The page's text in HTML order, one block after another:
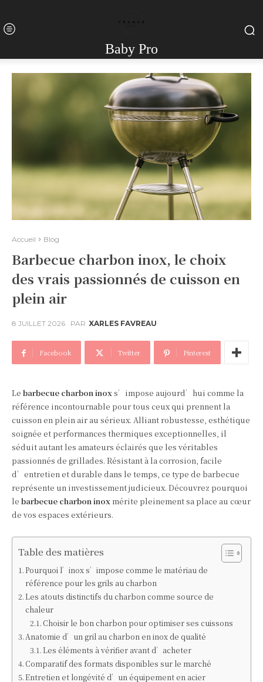
Baby Pro
Accueil Blog
Barbecue charbon inox, le choix
des vrais passionnés de cuisson en
plein air
8 JUILLET 2026 PAR XARLES FAVREAU
Facebook Twitter Pinterest
Le barbecue charbon inoxs’impose aujourd’hui comme la
référence incontournable pour tous ceux qui prennent la
cuisson en plein air au sérieux. Alliant robustesse, esthétique
soignée et performances thermiques exceptionnelles, il
séduit autant les amateurs éclairés que les véritables
passionnés de grillades. Résistant à la corrosion, facile
d’entretien et durable dans le temps, ce type de barbecue
représente un investissement judicieux. Découvrez pourquoi
le barbecue charbon inoxmérite pleinement sa place au cœur
de vos espaces extérieurs.
Table des matières
Pourquoi l’inox s’impose comme le matériau de
référence pour les grils au charbon
Les atouts distinctifs du charbon comme source de
chaleur
Choisir le bon charbon pour optimiser ses cuissons
Anatomie d’un gril au charbon en inox de qualité
Les éléments à vérifier avant d’acheter
Comparatif des formats disponibles sur le marché
Entretien et longévité d’un équipement en acier